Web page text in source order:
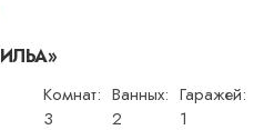
Комнат:
3
Ванных:
2
Гаражей:
1